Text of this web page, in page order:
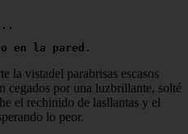
en la pared.
la vistadel parabrisas escasos
cegados por una luzbrillante, solté
el rechinido de lasllantas y el
lo peor.